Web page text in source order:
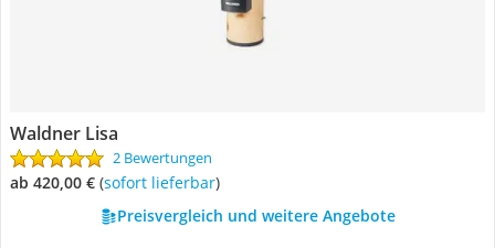
Waldner Lisa
2 Bewertungen
ab 420,00 € ( Sofort lieferbar)
Preisvergleich und weitere Angebote